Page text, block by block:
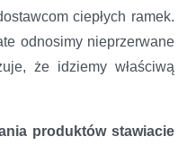
ciepłych ramek.
odnosimy nieprzerwane
że idziemy właściwą
produktów stawiacie